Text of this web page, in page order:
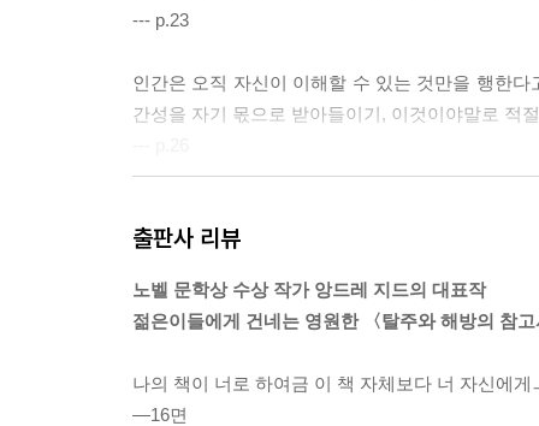
--- p.23
인간은 오직 자신이 이해할 수 있는 것만을 행한
간성을 자기 몫으로 받아들이기, 이것이야말로 적
만이 유일한 재산이라는 사실을 깨닫지도 못한다
하기 위한 것이다. 너의 말이 울려 퍼지는 순간은
어라.
--- p.35
출판사 리뷰
노벨 문학상 수상 작가 앙드레 지드의 대표작
젊은이들에게 건네는 영원한 〈탈주와 해방의 참
나의 책이 너로 하여금 이 책 자체보다 너 자신에
―16면